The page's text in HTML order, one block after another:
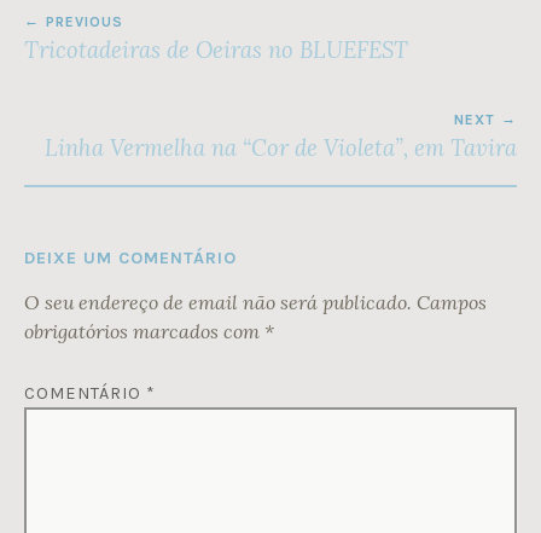
DE
PREVIOUS
Tricotadeiras de Oeiras no BLUEFEST
NEXT
Linha Vermelha na “Cor de Violeta”, em Tavira
DEIXE UM COMENTÁRIO
O seu endereço de email não será publicado. Campos
obrigatórios marcados com *
COMENTÁRIO *